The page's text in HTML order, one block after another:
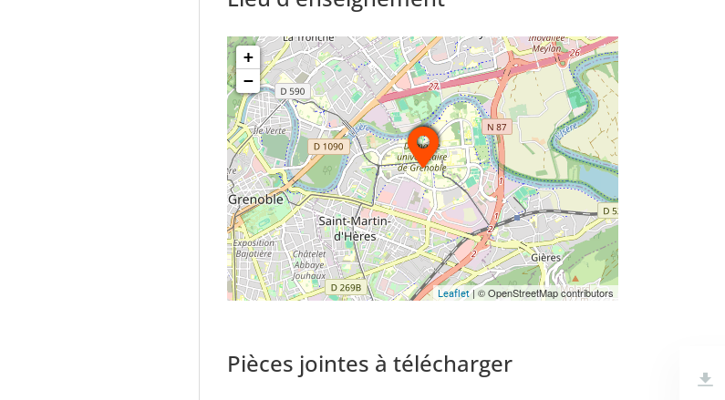
+
−
Leaflet| © OpenStreetMap contributors
Pièces jointes à télécharger